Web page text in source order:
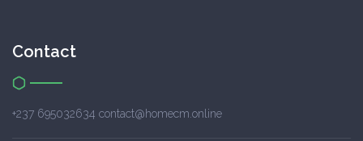
Contact
+237 695032634 contact@homecm.online